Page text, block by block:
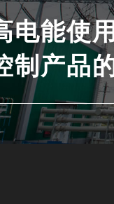
电能使
制产品